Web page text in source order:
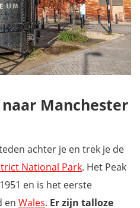
Manchester
achter je en trek je de
National Park. Het Peak
en is het eerste
en Wales. Er zijn talloze